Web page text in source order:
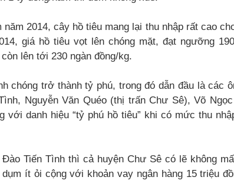
năm 2014, cây hồ tiêu mang lại thu nhập rất cao
giá hồ tiêu vọt lên chóng mặt, đạt ngưỡng
lên tới 230 ngàn đồng/kg.
chóng trở thành tỷ phú, trong đó dẫn đầu là các
Nguyễn Văn Quéo (thị trấn Chư Sê), Võ
với danh hiệu “tỷ phú hồ tiêu” khi có mức thu
Đào Tiến Tình thì cả huyện Chư Sê có lẽ không
ít ỏi cộng với khoản vay ngân hàng 15 triệu